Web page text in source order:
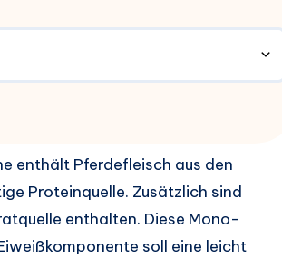
enthält Pferdefleisch aus den
Proteinquelle. Zusätzlich sind
enthalten. Diese Mono-
soll eine leicht